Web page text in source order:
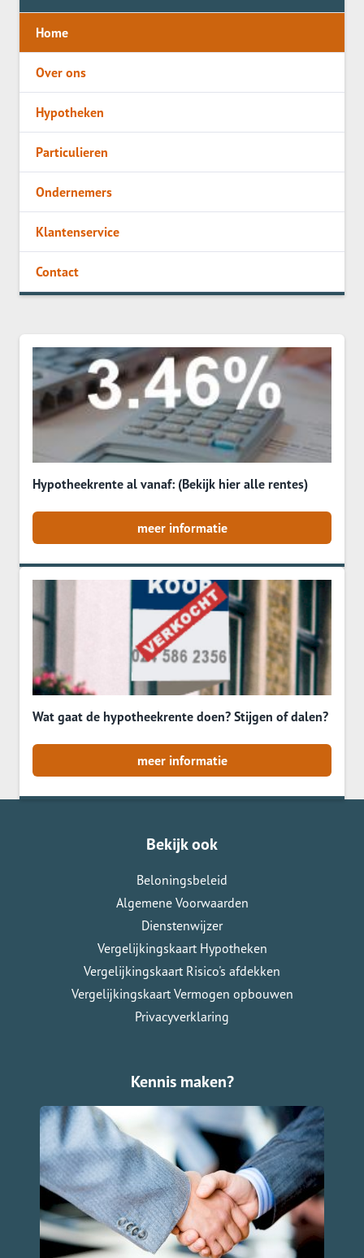
Home
Over ons
Hypotheken
Particulieren
Ondernemers
Klantenservice
Contact
Hypotheekrente al vanaf: (Bekijk hier alle rentes)
meer informatie
Wat gaat de hypotheekrente doen? Stijgen of dalen?
meer informatie
Bekijk ook
Beloningsbeleid
Algemene Voorwaarden
Dienstenwijzer
Vergelijkingskaart Hypotheken
Vergelijkingskaart Risico's afdekken
Vergelijkingskaart Vermogen opbouwen
Privacyverklaring
Kennis maken?